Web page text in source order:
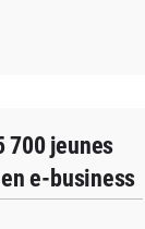
700 jeunes
e-business